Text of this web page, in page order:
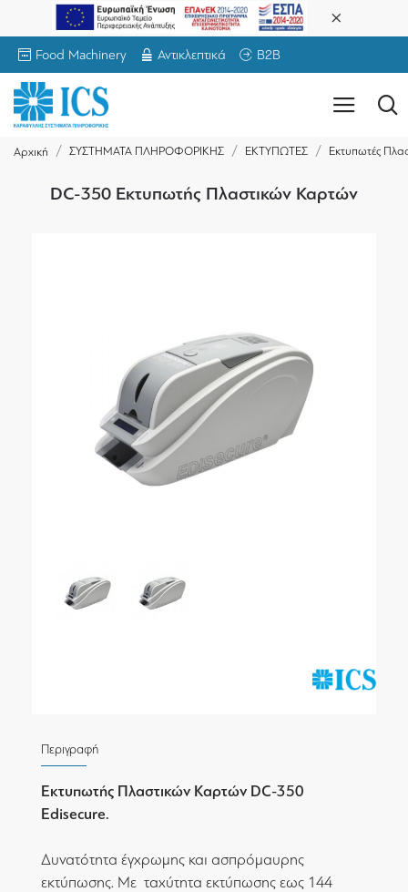
Food Machinery Αντικλεπτικά B2B
Αρχική ΣΥΣΤΗΜΑΤΑ ΠΛΗΡΟΦΟΡΙΚΗΣ ΕΚΤΥΠΩΤΕΣ Εκτυπωτές
DC-350 Εκτυπωτής Πλαστικών Καρτών
Περιγραφή
Εκτυπωτής Πλαστικών Καρτών DC-350
Edisecure.
Δυνατότητα έγχρωμης και ασπρόμαυρης
εκτύπωσης. Με ταχύτητα εκτύπωσης εως 144